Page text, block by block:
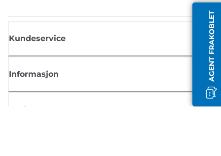
AGENT FRAKOBLET
Kundeservice
Informasjon
Butikk